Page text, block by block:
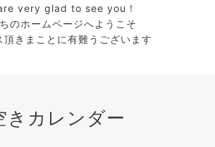
very glad to see you！
のホームページへようこそ
頂きまことに有難うございます
きカレンダー